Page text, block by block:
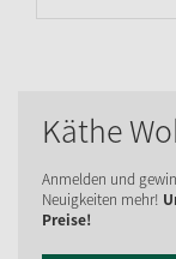
Käthe
Anmelden und
Neuigkeiten mehr!
Preise!